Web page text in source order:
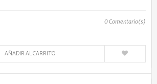
0Comentario(s)
AÑADIR AL CARRITO